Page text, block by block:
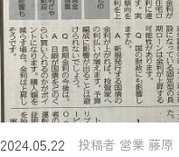
2024.05.22 投稿者 営業 藤原